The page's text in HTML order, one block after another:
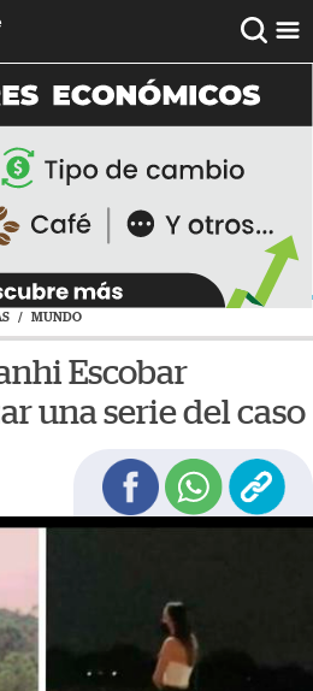
/ MUNDO
Escobar
una serie del caso